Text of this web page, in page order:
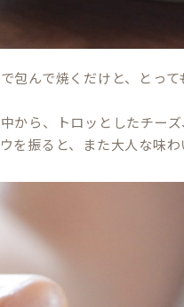
包んで焼くだけと、とっ
から、トロッとしたチー
を振ると、また大人な味